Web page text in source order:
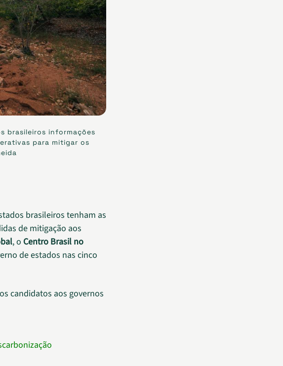
brasileiros informações
para mitigar os
brasileiros tenham as
de mitigação aos
, o Centro Brasil no
de estados nas cinco
candidatos aos governos